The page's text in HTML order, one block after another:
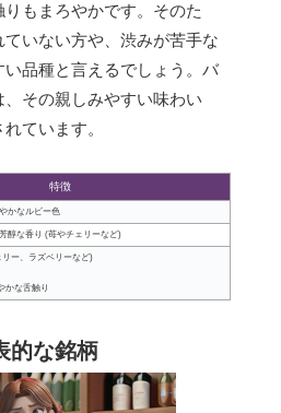
りもまろやかです。そのた
いない方や、渋みが苦手な
品種と言えるでしょう。バ
その親しみやすい味わい
ています。
特徴
かなルビー色
醇な香り (苺やチェリーなど)
ー、ラズベリーなど)
かな舌触り
的な銘柄